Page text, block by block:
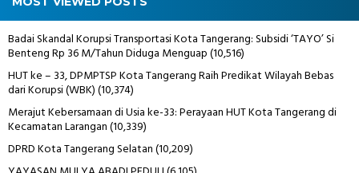
Badai Skandal Korupsi Transportasi Kota Tangerang: Subsidi ‘TAYO’ Si
Benteng Rp 36 M/Tahun Diduga Menguap(10,516)
HUT ke – 33, DPMPTSP Kota Tangerang Raih Predikat Wilayah Bebas
dari Korupsi (WBK)(10,374)
Merajut Kebersamaan di Usia ke-33: Perayaan HUT Kota Tangerang di
Kecamatan Larangan(10,339)
DPRD Kota Tangerang Selatan(10,209)